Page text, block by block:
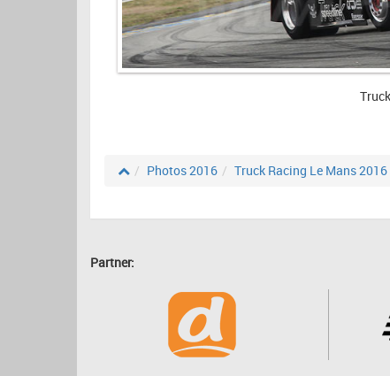
Photos 2016 Truck Racing Le Mans 2016
Partner: